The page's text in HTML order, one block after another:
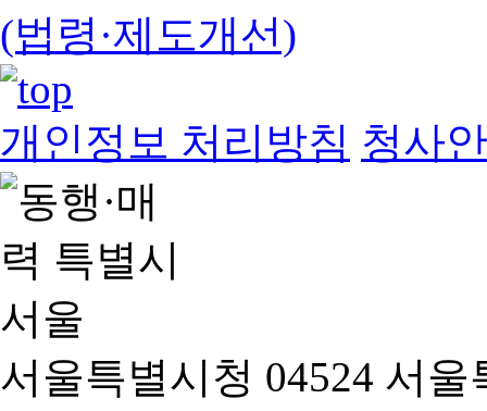
(법령·제도개선)
개인정보 처리방침 청사
서울특별시청 04524 서